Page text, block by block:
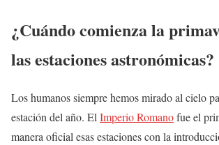
¿Cuándo comienza la
las estaciones astronómicas?
Los humanos siempre hemos mirado al cielo
estación del año. El Imperio Romanofue el
manera oficial esas estaciones con la